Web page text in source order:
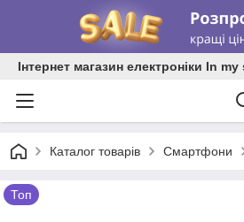
Інтернет магазин електроніки In my
Каталог товарів Смартфони
Топ